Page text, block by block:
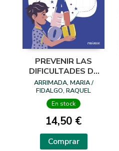
PREVENIR LAS
DIFICULTADES DE
APRENDIZAJE EN
ESCRITURA
ARRIMADA, MARIA /
FIDALGO, RAQUEL
En stock
14,50 €
Comprar